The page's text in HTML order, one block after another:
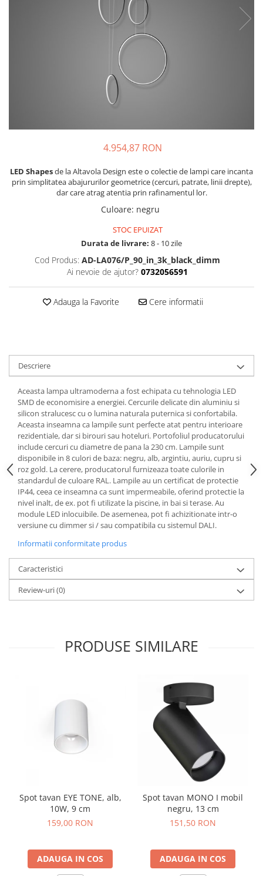
4.954,87 RON
LED Shapesde la Altavola Design este o colectie de lampi care incanta
prin simplitatea abajururilor geometrice (cercuri, patrate, linii drepte),
dar care atrag atentia prin rafinamentul lor.
Culoare: negru
STOC EPUIZAT
Durata de livrare: 8 - 10 zile
Cod Produs: AD-LA076/P_90_in_3k_black_dimm
Ai nevoie de ajutor? 0732056591
Adauga la Favorite Cere informatii
Descriere
Aceasta lampa ultramoderna a fost echipata cu tehnologia LED
SMD de economisire a energiei. Cercurile delicate din aluminiu si
silicon stralucesc cu o lumina naturala puternica si confortabila.
Aceasta inseamna ca lampile sunt perfecte atat pentru interioare
rezidentiale, dar si birouri sau hoteluri. Portofoliul producatorului
include cercuri cu diametre de pana la 230 cm. Lampile sunt
disponibile in 8 culori de baza: negru, alb, argintiu, auriu, cupru si
roz gold. La cerere, producatorul furnizeaza toate culorile in
standardul de culoare RAL. Lampile au un certificat de protectie
IP44, ceea ce inseamna ca sunt impermeabile, oferind protectie la
nivel inalt, de ex. pot fi utilizate la piscine, in bai si terase. Au
module LED inlocuibile. De asemenea, pot fi achizitionate intr-o
versiune cu dimmer si / sau compatibila cu sistemul DALI.
Informatii conformitate produs
Caracteristici
Review-uri(0)
PRODUSE SIMILARE
Spot tavan EYE TONE, alb,
10W, 9 cm
159,00 RON
ADAUGA IN COS
Spot tavan MONO I mobil
negru, 13 cm
151,50 RON
ADAUGA IN COS